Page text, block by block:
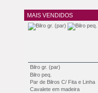
MAIS VENDIDOS
Bilro gr. (par)
Bilro peq.
Par de Bilros C/ Fita e Linha
Cavalete em madeira